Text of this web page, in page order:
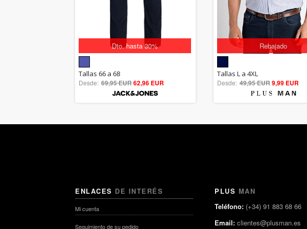
Dto. hasta 30%
5.00
out of 5
Tallas 66 a 68
Desde: 69,95 EUR62,96 EUR
Rebajado
5.00
out of 5
Tallas L a 4XL
Desde: 49,95 EUR9,99 EUR
ENLACES DE INTERÉS
Mi cuenta
Seguimiento de su pedido
PLUS MAN
Teléfono: (+34) 91 883 68 66
Email: clientes@plusman.es